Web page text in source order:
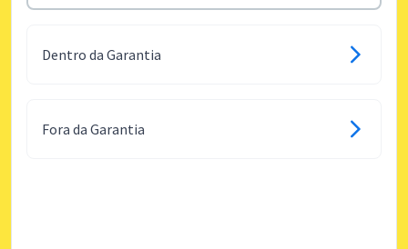
Dentro da Garantia
Fora da Garantia